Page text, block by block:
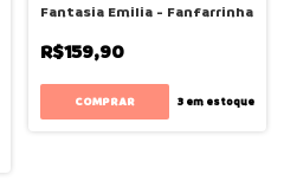
Fantasia Emilia - Fanfarrinha
R$159,90
COMPRAR 3 em estoque